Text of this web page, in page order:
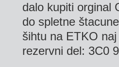
dalo kupiti orginal
do spletne
šihtu na ETKO
rezervni del: 3C0